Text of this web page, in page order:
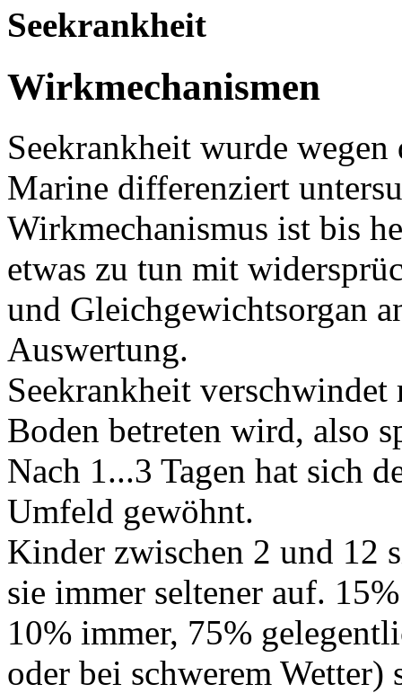
Seekrankheit
Wirkmechanismen
Seekrankheit wurde
Marine differenziert
Wirkmechanismus ist bis
etwas zu tun mit
und Gleichgewichtsorgan
Auswertung.
Seekrankheit
Boden betreten wird, also
Nach 1...3 Tagen hat sich
Umfeld gewöhnt.
Kinder zwischen 2 und 12
sie immer seltener auf.
10% immer, 75%
oder bei schwerem Wetter)